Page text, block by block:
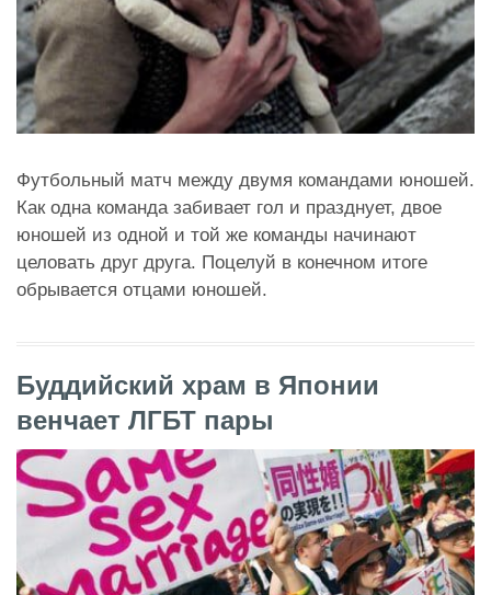
Футбольный матч между двумя командами юношей.
Как одна команда забивает гол и празднует, двое
юношей из одной и той же команды начинают
целовать друг друга. Поцелуй в конечном итоге
обрывается отцами юношей.
Буддийский храм в Японии
венчает ЛГБТ пары